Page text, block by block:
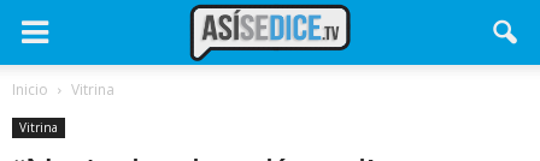
Inicio Vitrina
Vitrina